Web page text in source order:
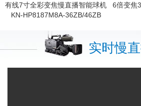
有线7寸全彩变焦慢直播智能球机
KN-HP8187M8A-36ZB/46ZB
6倍变焦
实时慢